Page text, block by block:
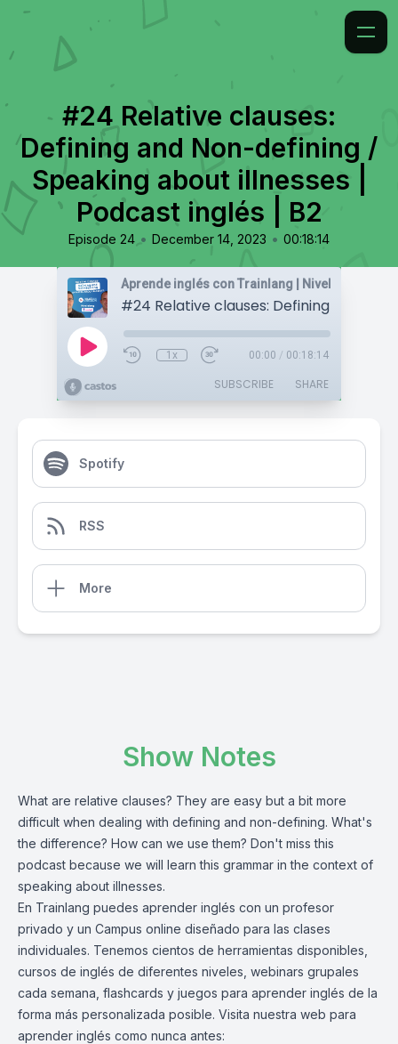
#24 Relative clauses:
Defining and Non-defining /
Speaking about illnesses |
Podcast inglés | B2
Episode 24 • December 14, 2023 • 00:18:14
1x 00:00 / 00:18:14
SUBSCRIBE SHARE
Spotify
RSS
More
Show Notes
What are relative clauses? They are easy but a bit more
difficult when dealing with defining and non-defining. What's
the difference? How can we use them? Don't miss this
podcast because we will learn this grammar in the context of
speaking about illnesses.
En Trainlang puedes aprender inglés con un profesor
privado y un Campus online diseñado para las clases
individuales. Tenemos cientos de herramientas disponibles,
cursos de inglés de diferentes niveles, webinars grupales
cada semana, flashcards y juegos para aprender inglés de la
forma más personalizada posible. Visita nuestra web para
aprender inglés como nunca antes: